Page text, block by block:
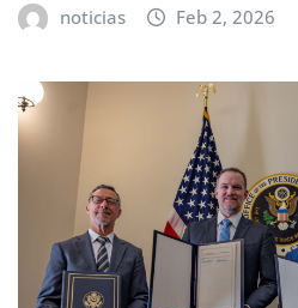
noticias Feb 2, 2026